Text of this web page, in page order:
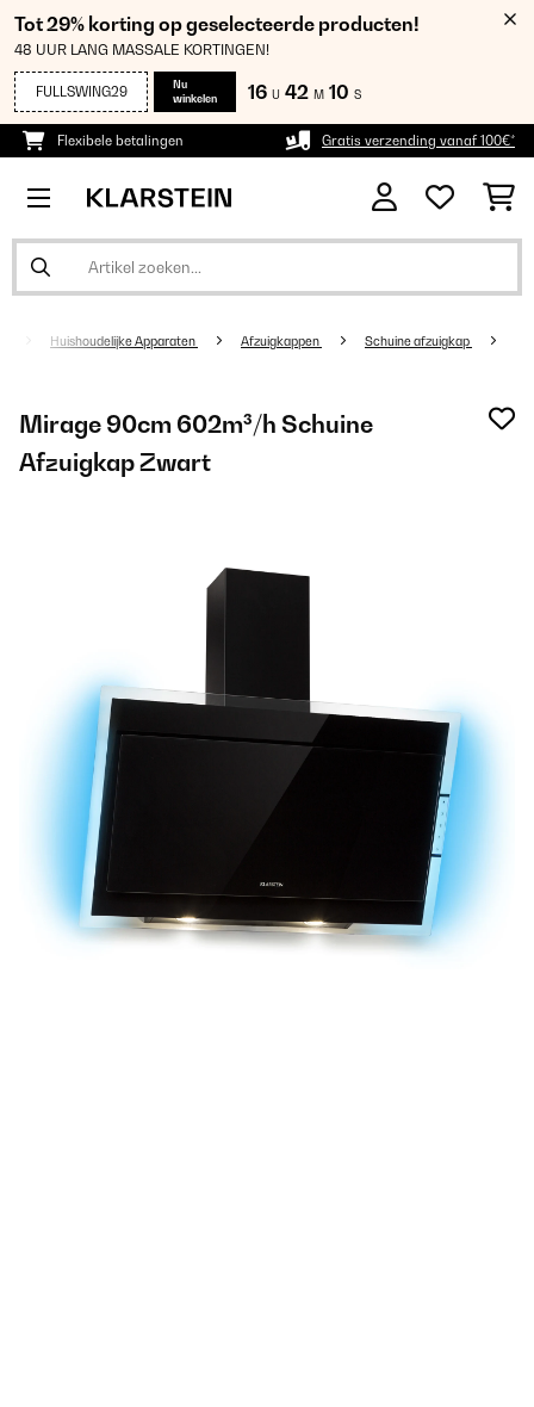
Tot 29% korting op geselecteerde producten!
48 UUR LANG MASSALE KORTINGEN!
FULLSWING29
Nu
winkelen
16 U 42 M 09 S
Flexibele betalingen Gratis verzending vanaf 100€*
Huishoudelijke Apparaten Afzuigkappen Schuine afzuigkap
Mirage 90cm 602m³/h Schuine
Afzuigkap Zwart